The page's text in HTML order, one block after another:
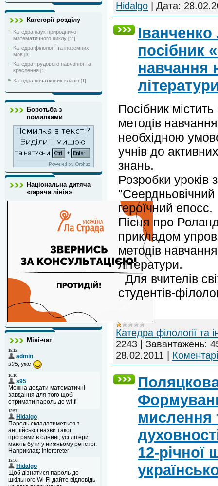
Категорії розділу
Катедра наук природничо-
математичного циклу [11]
Катедра філології та іноземних
мов [3]
Катедра трудового навчання та
креслення [1]
Катедра початкових класів [1]
Боротьба з
помилками
Національна дитяча
«гаряча лінія»
Міні-чат
Hidalgo
Дата:
посібник
навчання
Посібник
методів
необхідною
учнів до
знань.
Розробки уроків
героїчний епосс.
Пісня про
прикладом
методів
літератури.
Для вчителів
студентів-
Катедра філології та
2243
Завантажень:
28.02.2011
мислення